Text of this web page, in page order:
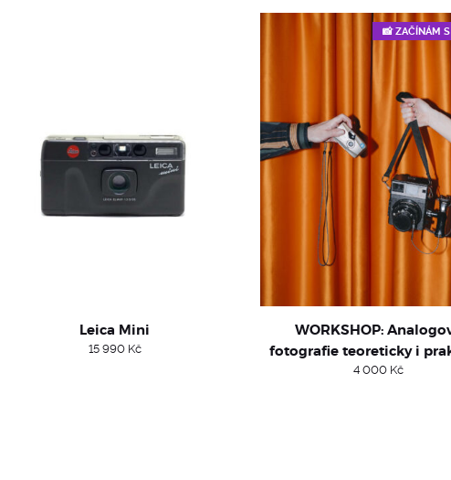
Leica Mini
15 990 Kč
📸 ZAČÍNÁM
WORKSHOP:
fotografie teoreticky i
4 000 Kč